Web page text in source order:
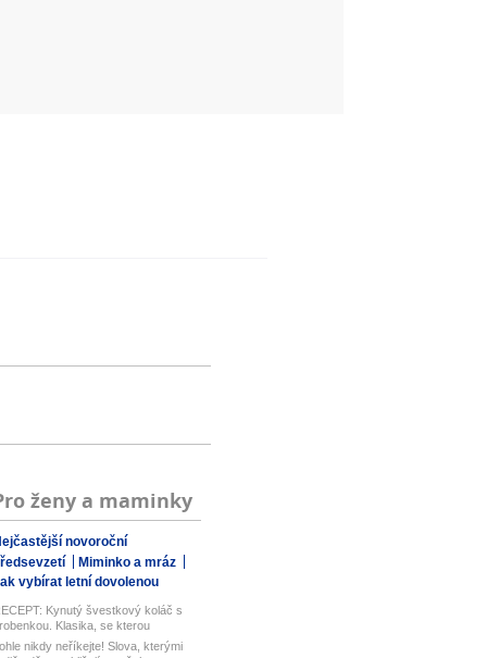
ženy a maminky
novoroční
Miminko a mráz
vybírat letní dovolenou
Kynutý švestkový koláč s
Klasika, se kterou
nikdy neříkejte! Slova, kterými